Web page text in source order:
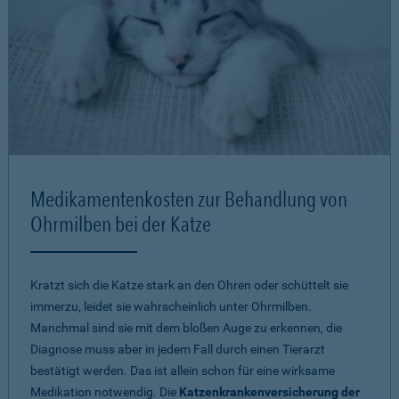
Medikamentenkosten zur Behandlung von
Ohrmilben bei der Katze
Kratzt sich die Katze stark an den Ohren oder schüttelt sie
immerzu, leidet sie wahrscheinlich unter Ohrmilben.
Manchmal sind sie mit dem bloßen Auge zu erkennen, die
Diagnose muss aber in jedem Fall durch einen Tierarzt
bestätigt werden. Das ist allein schon für eine wirksame
Medikation notwendig. Die Katzenkrankenversicherung der